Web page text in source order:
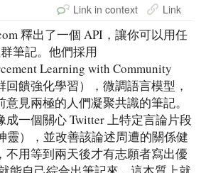
Link in context Link
釋出了一個 API，讓你可以用任
筆記。他們採用
Learning with Community
回饋強化學習），微調語言模型，
見兩極的人們凝聚共識的筆記。
成一個關心 Twitter 上特定言論片段
靈），並改善該論述周遭的關係健
不用等到兩天後才有志願者寫出優